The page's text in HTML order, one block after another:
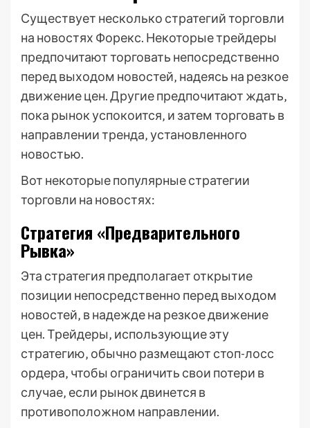
Существует несколько стратегий торговли
на новостях Форекс. Некоторые трейдеры
предпочитают торговать непосредственно
перед выходом новостей‚ надеясь на резкое
движение цен. Другие предпочитают ждать‚
пока рынок успокоится‚ и затем торговать в
направлении тренда‚ установленного
новостью.
Вот некоторые популярные стратегии
торговли на новостях:
Стратегия «Предварительного
Рывка»
Эта стратегия предполагает открытие
позиции непосредственно перед выходом
новостей‚ в надежде на резкое движение
цен. Трейдеры‚ использующие эту
стратегию‚ обычно размещают стоп-лосс
ордера‚ чтобы ограничить свои потери в
случае‚ если рынок двинется в
противоположном направлении.